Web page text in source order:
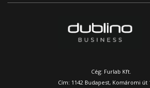
Cég: Furlab Kft.
Cím: 1142 Budapest, Komáromi út